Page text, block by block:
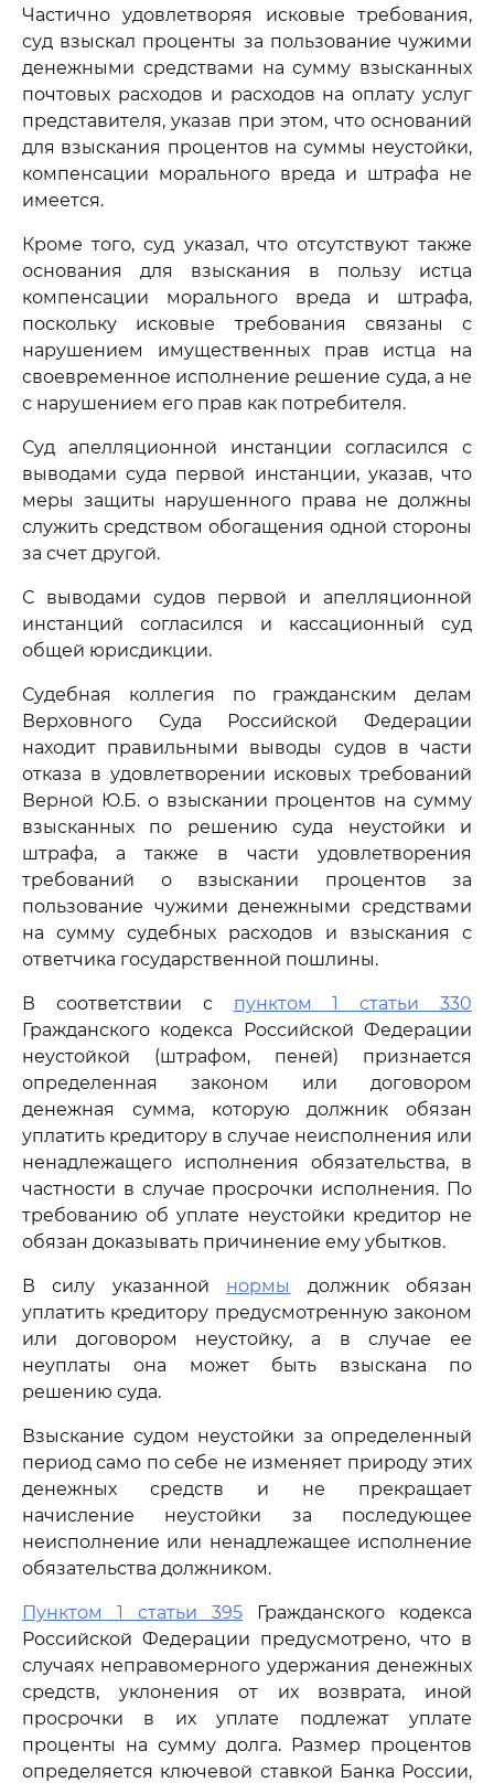
Частично удовлетворяя исковые требования,
суд взыскал проценты за пользование чужими
денежными средствами на сумму взысканных
почтовых расходов и расходов на оплату услуг
представителя, указав при этом, что оснований
для взыскания процентов на суммы неустойки,
компенсации морального вреда и штрафа не
имеется.
Кроме того, суд указал, что отсутствуют также
основания для взыскания в пользу истца
компенсации морального вреда и штрафа,
поскольку исковые требования связаны с
нарушением имущественных прав истца на
своевременное исполнение решение суда, а не
с нарушением его прав как потребителя.
Суд апелляционной инстанции согласился с
выводами суда первой инстанции, указав, что
меры защиты нарушенного права не должны
служить средством обогащения одной стороны
за счет другой.
С выводами судов первой и апелляционной
инстанций согласился и кассационный суд
общей юрисдикции.
Судебная коллегия по гражданским делам
Верховного Суда Российской Федерации
находит правильными выводы судов в части
отказа в удовлетворении исковых требований
Верной Ю.Б. о взыскании процентов на сумму
взысканных по решению суда неустойки и
штрафа, а также в части удовлетворения
требований о взыскании процентов за
пользование чужими денежными средствами
на сумму судебных расходов и взыскания с
ответчика государственной пошлины.
В соответствии с пунктом 1 статьи 330
Гражданского кодекса Российской Федерации
неустойкой (штрафом, пеней) признается
определенная законом или договором
денежная сумма, которую должник обязан
уплатить кредитору в случае неисполнения или
ненадлежащего исполнения обязательства, в
частности в случае просрочки исполнения. По
требованию об уплате неустойки кредитор не
обязан доказывать причинение ему убытков.
В силу указанной нормы
должник обязан
уплатить кредитору предусмотренную законом
или договором неустойку, а в случае ее
неуплаты она может быть взыскана по
решению суда.
Взыскание судом неустойки за определенный
период само по себе не изменяет природу этих
денежных средств и не прекращает
начисление неустойки за последующее
неисполнение или ненадлежащее исполнение
обязательства должником.
Пунктом 1 статьи 395 Гражданского кодекса
Российской Федерации предусмотрено, что в
случаях неправомерного удержания денежных
средств, уклонения от их возврата, иной
просрочки в их уплате подлежат уплате
проценты на сумму долга. Размер процентов
определяется ключевой ставкой Банка России,